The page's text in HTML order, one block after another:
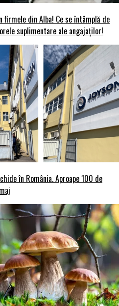
firmele din Alba! Ce se întâmplă de
suplimentare ale angajaților!
în România. Aproape 100 de